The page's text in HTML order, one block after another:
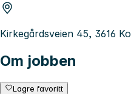
Kirkegårdsveien 45, 3616
Om jobben
Lagre favoritt